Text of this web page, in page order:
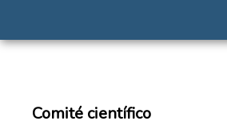
Comité científico